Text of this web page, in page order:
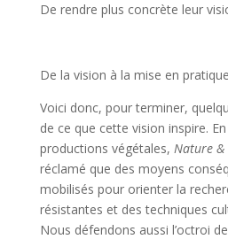
De rendre plus concrète leur
De la vision à la mise en pratique
Voici donc, pour terminer,
de ce que cette vision inspire.
productions végétales, Nature &
réclamé que des moyens
mobilisés pour orienter la
résistantes et des techniques
Nous défendons aussi l’octroi